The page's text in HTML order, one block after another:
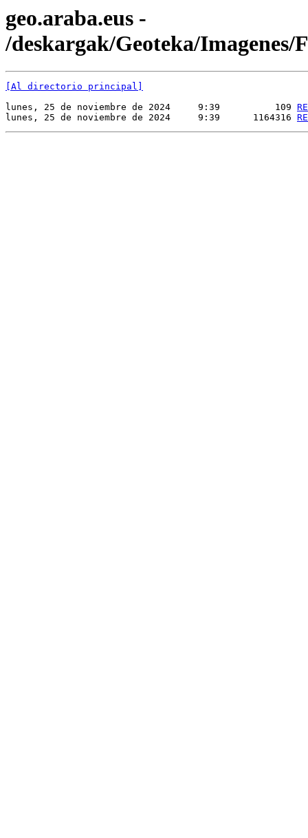
geo.araba.eus -
/deskargak/Geoteka/Imagenes/
[Al directorio principal]
lunes, 25 de noviembre de 2024     9:39          109
lunes, 25 de noviembre de 2024     9:39      1164316